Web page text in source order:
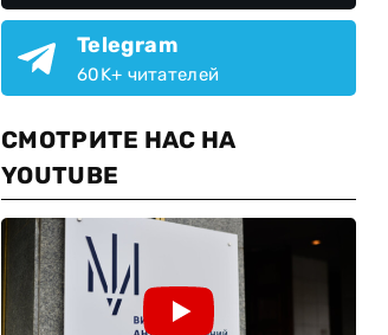
Telegram
60K+ читателей
СМОТРИТЕ НАС НА
YOUTUBE